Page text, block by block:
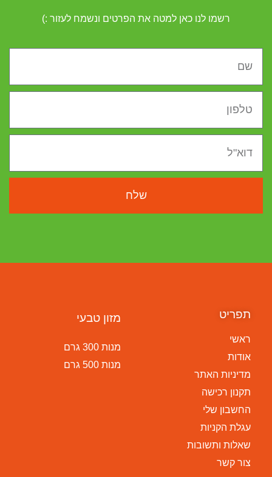
רשמו לנו כאן למטה את הפרטים ונשמח לעזור :)
שלח
תפריט
ראשי
אודות
מדיניות האתר
תקנון רכישה
החשבון שלי
עגלת הקניות
שאלות ותשובות
צור קשר
מזון טבעי
מנות 300 גרם
מנות 500 גרם